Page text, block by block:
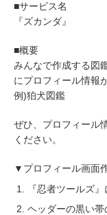
■サービス名
『ズカンダ』
■概要
みんなで作成する図
にプロフィール情報
例)狛犬図鑑
ぜひ、プロフィール
ください。
▼プロフィール画面
『忍者ツールズ
ヘッダーの黒い